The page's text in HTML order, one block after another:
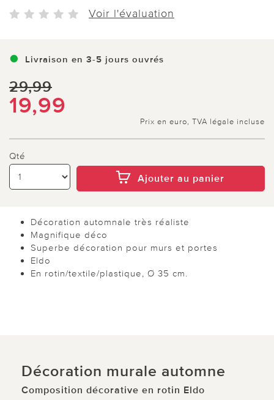
Voir l'évaluation
Livraison en 3-5 jours ouvrés
29,99
19,99
Prix en euro, TVA légale incluse
Qté
Ajouter au panier
Décoration automnale très réaliste
Magnifique déco
Superbe décoration pour murs et portes
Eldo
En rotin/textile/plastique, Ø 35 cm.
Décoration murale automne
Composition décorative en rotin Eldo